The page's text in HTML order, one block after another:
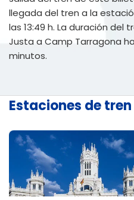
llegada del tren a la
las 13:49 h. La duración del
Justa a Camp Tarragona
minutos.
Estaciones de